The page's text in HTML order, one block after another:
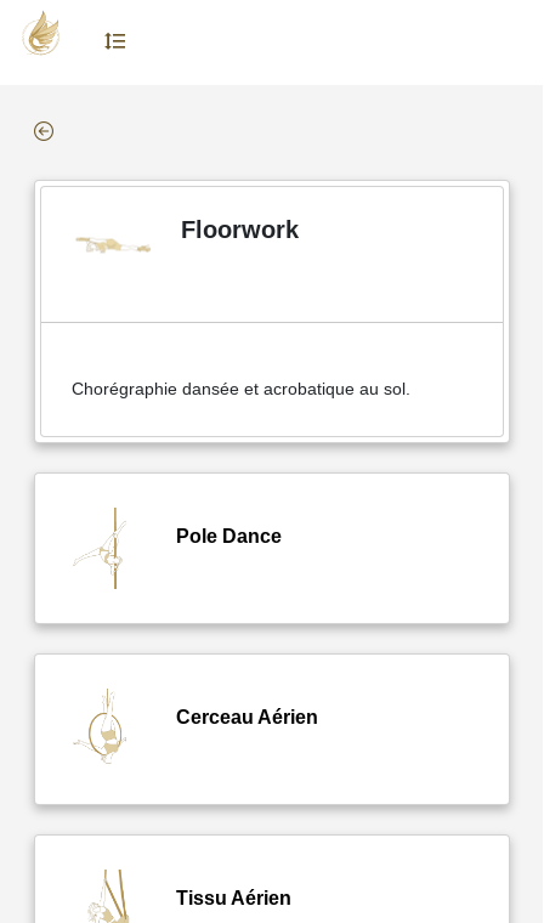
Floorwork
Chorégraphie dansée et acrobatique au sol.
Pole Dance
Cerceau Aérien
Tissu Aérien